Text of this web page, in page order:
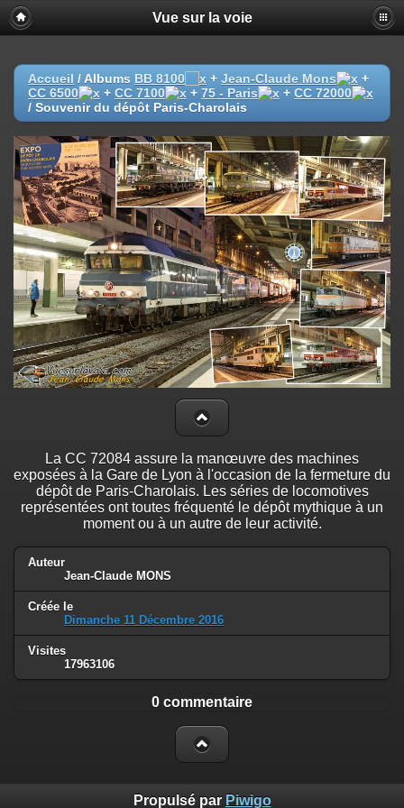
Vue sur la voie
Accueil / Albums BB 8100 + Jean-Claude Mons
+
CC 6500
+ CC 7100 + 75 - Paris + CC 72000
/ Souvenir du dépôt Paris-Charolais
La CC 72084 assure la manœuvre des machines
exposées à la Gare de Lyon à l'occasion de la fermeture du
dépôt de Paris-Charolais. Les séries de locomotives
représentées ont toutes fréquenté le dépôt mythique à un
moment ou à un autre de leur activité.
Auteur
Jean-Claude MONS
Créée le
Dimanche 11 Décembre 2016
Visites
17963106
0 commentaire
Propulsé par Piwigo